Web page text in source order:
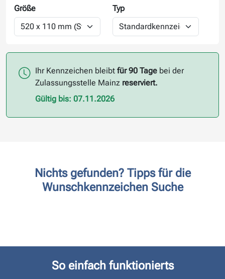
Größe Typ
Ihr Kennzeichen bleibtfür 90 Tage bei der
Zulassungsstelle Mainz reserviert.
Gültig bis: 07.11.2026
Nichts gefunden? Tipps für die
Wunschkennzeichen Suche
So einfach funktionierts